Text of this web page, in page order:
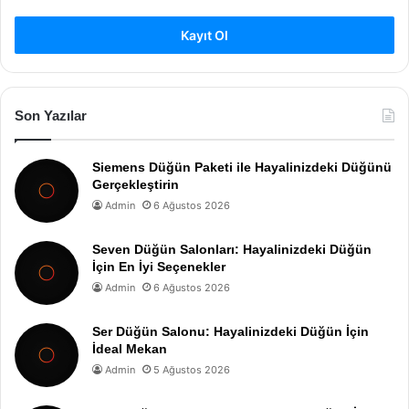
Kayıt Ol
Son Yazılar
Siemens Düğün Paketi ile Hayalinizdeki Düğünü
Gerçekleştirin
Admin 6 Ağustos 2026
Seven Düğün Salonları: Hayalinizdeki Düğün
İçin En İyi Seçenekler
Admin 6 Ağustos 2026
Ser Düğün Salonu: Hayalinizdeki Düğün İçin
İdeal Mekan
Admin 5 Ağustos 2026